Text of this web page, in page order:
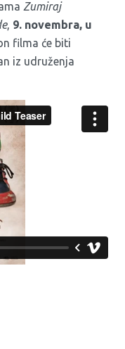
Zumiraj
, 9. novembra, u
filma će biti
iz udruženja